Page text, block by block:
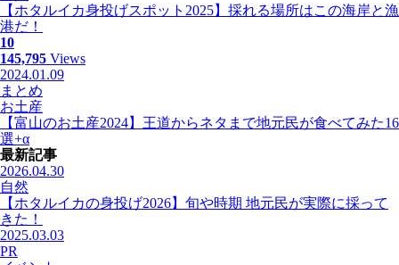
【ホタルイカ身投げスポット2025】採れる場所はこの海岸と漁
港だ！
10
145,795 Views
2024.01.09
まとめ
お土産
【富山のお土産2024】王道からネタまで地元民が食べてみた16
選+α
最新記事
2026.04.30
自然
【ホタルイカの身投げ2026】旬や時期 地元民が実際に採って
きた！
2025.03.03
PR